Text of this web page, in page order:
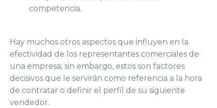
competencia.
Hay muchos otros aspectos que influyen en la
efectividad de los representantes comerciales de
una empresa; sin embargo, estos son factores
decisivos que le servirán como referencia a la hora
de contratar o definir el perfil de su siguiente
vendedor.